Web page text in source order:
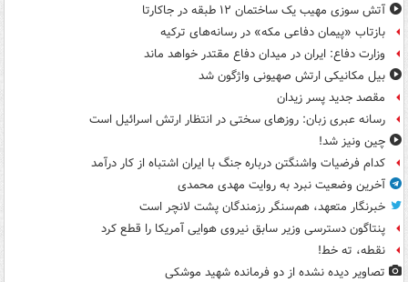
آتش سوزی مهیب یک ساختمان ۱۲ طبقه در جاکارتا
بازتاب «پیمان دفاعی مکه» در رسانه‌های ترکیه
وزارت دفاع: ایران در میدان دفاع مقتدر خواهد ماند
بیل مکانیکی ارتش صهیونی واژگون شد
مقصد جدید پسر زیدان
رسانه عبری زبان: روزهای سختی در انتظار ارتش اسرائیل است
چین ونیز شد!
کدام فرضیات واشنگتن درباره جنگ با ایران اشتباه از کار درآمد
آخرین وضعیت نبرد به روایت مهدی محمدی
خبرنگار متعهد، هم‌سنگر رزمندگان پشت لانچر است
پنتاگون دسترسی وزیر سابق نیروی هوایی آمریکا را قطع کرد
نقطه، ته خط!
تصاویر دیده‌ نشده از دو فرمانده شهید موشکی